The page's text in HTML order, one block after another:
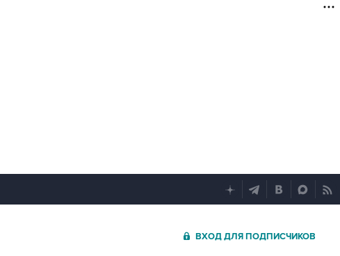
ВХОД ДЛЯ ПОДПИСЧИКОВ